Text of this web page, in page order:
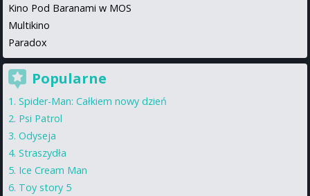
Kino Pod Baranami w MOS
Multikino
Paradox
Popularne
Spider-Man: Całkiem nowy dzień
Psi Patrol
Odyseja
Straszydła
Ice Cream Man
Toy story 5